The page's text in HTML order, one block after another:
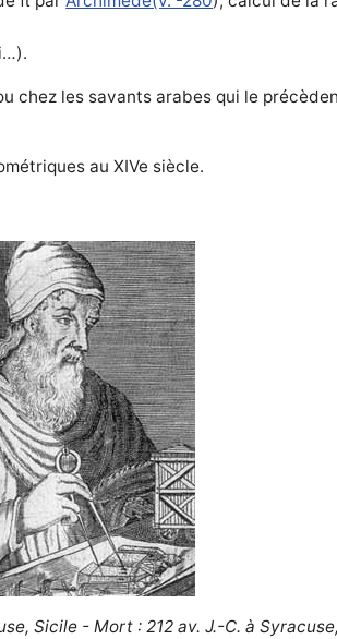
chez les savants arabes qui le
au XIVe siècle.
Sicile - Mort : 212 av. J.-C. à